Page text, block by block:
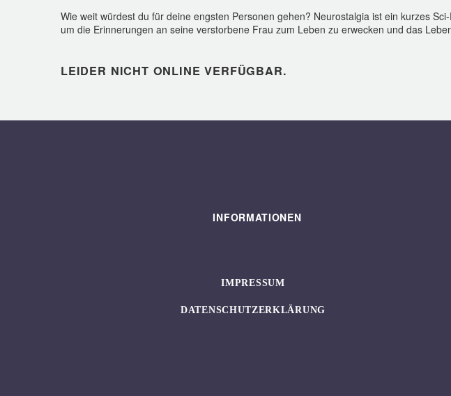
Wie weit würdest du für deine engsten Personen gehen? Neurostalgia ist ein kurzes
um die Erinnerungen an seine verstorbene Frau zum Leben zu erwecken und das
LEIDER NICHT ONLINE VERFÜGBAR.
INFORMATIONEN
IMPRESSUM
DATENSCHUTZERKLÄRUNG